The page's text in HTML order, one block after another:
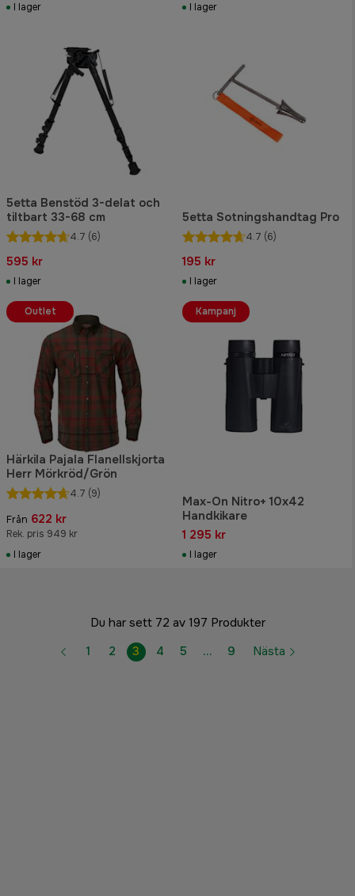
I lager I lager
5etta Benstöd 3-delat och
tiltbart 33-68 cm
4.7 (6)
595 kr
I lager
5etta Sotningshandtag Pro
4.7 (6)
195 kr
I lager
Härkila Pajala Flanellskjorta
Herr Mörkröd/Grön
4.7 (9)
Från 622 kr
Rek. pris 949 kr
I lager
Outlet
Max-On Nitro+ 10x42
Handkikare
1 295 kr
I lager
Kampanj
Du har sett 72 av 197 Produkter
1
2 3 4 5 … 9 Nästa